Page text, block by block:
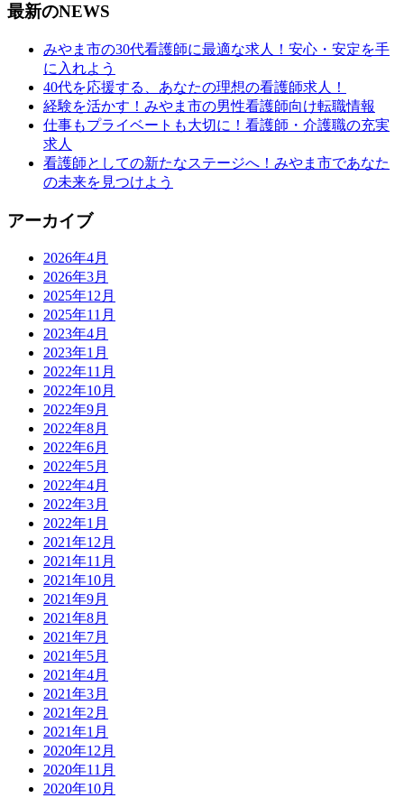
最新のNEWS
みやま市の30代看護師に最適な求人！安心・安定を手
に入れよう
40代を応援する、あなたの理想の看護師求人！
経験を活かす！みやま市の男性看護師向け転職情報
仕事もプライベートも大切に！看護師・介護職の充実
求人
看護師としての新たなステージへ！みやま市であなた
の未来を見つけよう
アーカイブ
2026年4月
2026年3月
2025年12月
2025年11月
2023年4月
2023年1月
2022年11月
2022年10月
2022年9月
2022年8月
2022年6月
2022年5月
2022年4月
2022年3月
2022年1月
2021年12月
2021年11月
2021年10月
2021年9月
2021年8月
2021年7月
2021年5月
2021年4月
2021年3月
2021年2月
2021年1月
2020年12月
2020年11月
2020年10月